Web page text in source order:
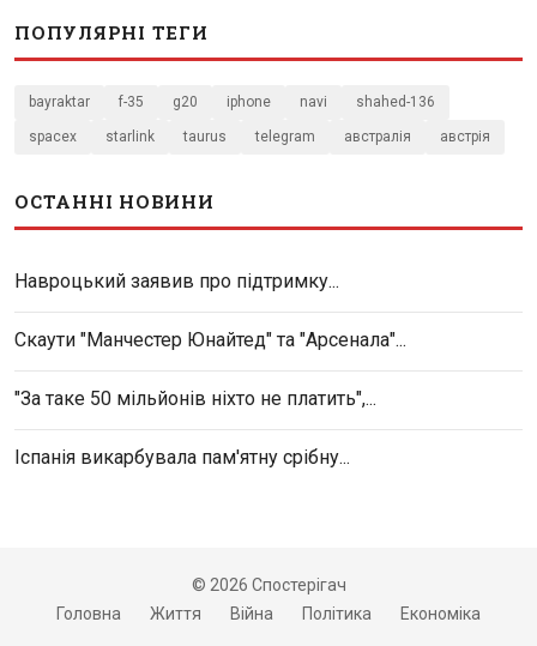
ПОПУЛЯРНІ ТЕГИ
bayraktar f-35 g20 iphone navi shahed-136
spacex starlink taurus telegram австралія австрія
ОСТАННІ НОВИНИ
Навроцький заявив про підтримку...
Скаути "Манчестер Юнайтед" та "Арсенала"...
"За таке 50 мільйонів ніхто не платить",...
Іспанія викарбувала пам'ятну срібну...
© 2026 Спостерігач
Головна
Життя Війна Політика Економіка